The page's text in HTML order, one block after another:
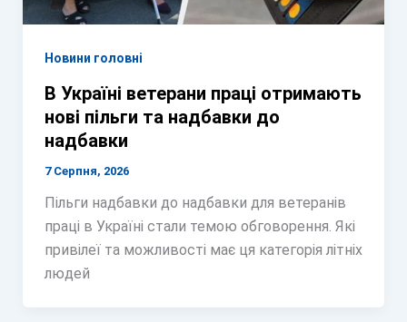
Новини головні
В Україні ветерани праці отримають
нові пільги та надбавки до
надбавки
7 Серпня, 2026
Пільги надбавки до надбавки для ветеранів
праці в Україні стали темою обговорення. Які
привілеї та можливості має ця категорія літніх
людей